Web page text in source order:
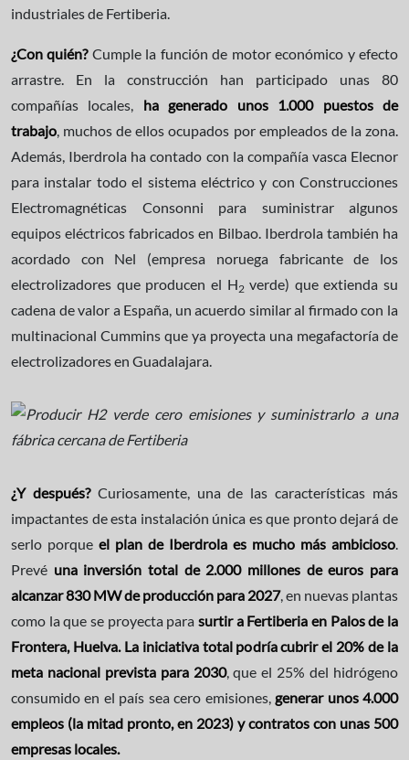
industriales de Fertiberia.
¿Con quién?Cumple la función de motor económico y efecto
arrastre. En la construcción han participado unas 80
compañías locales, ha generado unos 1.000 puestos de
trabajo, muchos de ellos ocupados por empleados de la zona.
Además, Iberdrola ha contado con la compañía vasca Elecnor
para instalar todo el sistema eléctrico y con Construcciones
Electromagnéticas Consonni para suministrar algunos
equipos eléctricos fabricados en Bilbao. Iberdrola también ha
acordado con Nel (empresa noruega fabricante de los
electrolizadores que producen el H2 verde) que extienda su
cadena de valor a España, un acuerdo similar al firmado con la
multinacional Cummins que ya proyecta una megafactoría de
electrolizadores en Guadalajara.
¿Y después?Curiosamente, una de las características más
impactantes de esta instalación única es que pronto dejará de
serlo porque el plan de Iberdrola es mucho más ambicioso.
Prevé una inversión total de 2.000 millones de euros para
alcanzar 830 MW de producción para 2027, en nuevas plantas
como la que se proyecta para surtir a Fertiberia en Palos de la
Frontera, Huelva. La iniciativa total podría cubrir el 20% de la
meta nacional prevista para 2030, que el 25% del hidrógeno
consumido en el país sea cero emisiones,generar unos 4.000
empleos (la mitad pronto, en 2023) y contratos con unas 500
empresas locales.